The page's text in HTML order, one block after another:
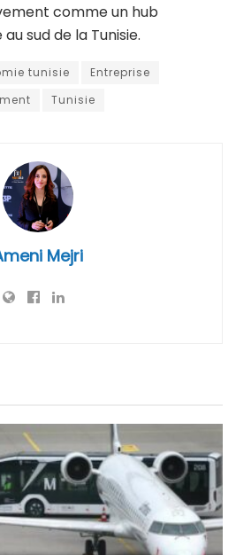
comme un hub
sud de la Tunisie.
tunisie
Entreprise
Tunisie
Mejri